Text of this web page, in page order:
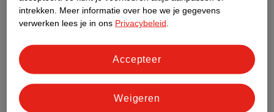
Kruidvat.nl ophaalpunt
Laat je bestelling snel en gemakkelijk bezorgen in de
Kruidvat is een gecertificeerd drogist. Dit betekent dat je
intrekken.
Meer informatie over hoe we je gegevens
verwerken lees je in ons Privacybeleid
Weigeren
Accepteer